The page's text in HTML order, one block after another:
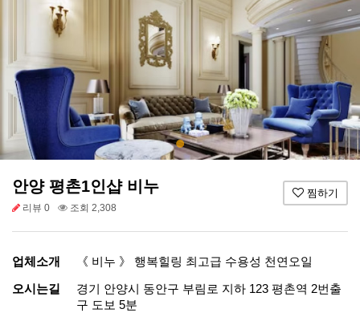
안양 평촌1인샵 비누
리뷰 0 조회 2,308
찜하기
업체소개
《 비누 》 행복힐링 최고급 수용성 천연오일
오시는길
경기 안양시 동안구 부림로 지하 123 평촌역 2번출
구 도보 5분